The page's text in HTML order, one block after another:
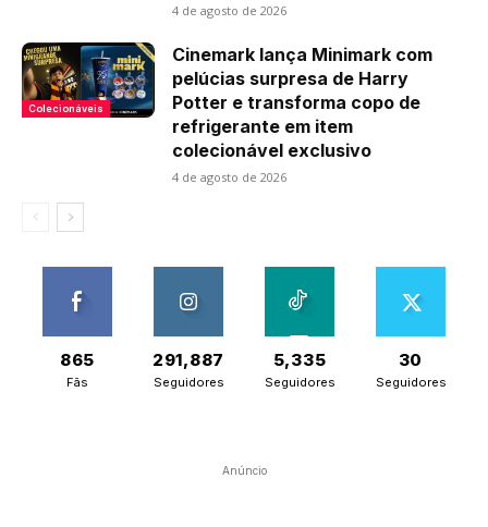
4 de agosto de 2026
Colecionáveis
Cinemark lança Minimark com
pelúcias surpresa de Harry
Potter e transforma copo de
refrigerante em item
colecionável exclusivo
4 de agosto de 2026
865
Fãs
291,887
Seguidores
5,335
Seguidores
30
Seguidores
Anúncio